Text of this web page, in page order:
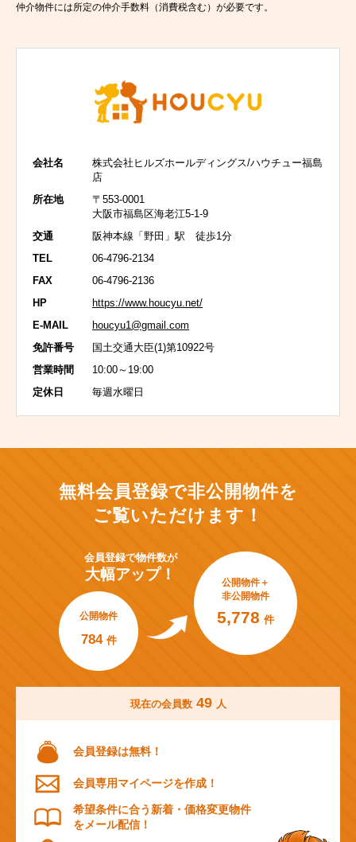
仲介物件には所定の仲介手数料（消費税含む）が必要です。
会社名
株式会社ヒルズホールディングス/ハウチュー福島
店
所在地
〒553-0001
大阪市福島区海老江5-1-9
交通
阪神本線「野田」駅 徒歩1分
TEL
06-4796-2134
FAX
06-4796-2136
HP
https://www.houcyu.net/
E-MAIL
houcyu1@gmail.com
免許番号
国土交通大臣(1)第10922号
営業時間
10:00～19:00
定休日
毎週水曜日
無料会員登録で非公開物件を
ご覧いただけます！
会員登録で物件数が
大幅アップ！
公開物件
784 件
公開物件＋
非公開物件
5,778 件
現在の会員数 49 人
会員登録は無料！
会員専用マイページを作成！
希望条件に合う新着・価格変更物件
をメール配信！